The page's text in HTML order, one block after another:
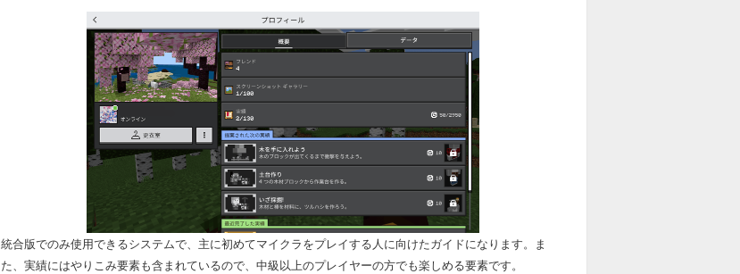
統合版でのみ使用できるシステムで、主に初めてマイクラをプレイする人に向けたガイドになります。ま
た、実績にはやりこみ要素も含まれているので、中級以上のプレイヤーの方でも楽しめる要素です。